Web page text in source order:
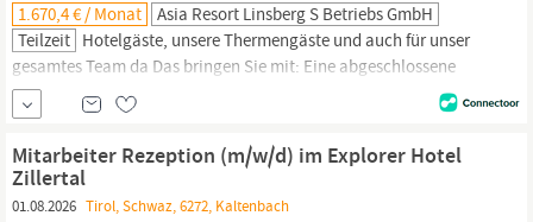
1.670,4 € / Monat
Asia Resort Linsberg S Betriebs GmbH
Teilzeit Hotelgäste, unsere Thermengäste und auch für unser
gesamtes Team da Das bringen Sie mit: Eine abgeschlossene
fachspezifische Berufsausbildung Kenntnisse im Wellness Bereich
(Kosmetik, Massage) sind von Vorteil Idealerweise erste
Rezeption
Engagement und Einfühlungsvermögen Freude am Umgang mit
Menschen...
Mitarbeiter Rezeption (m/w/d) im Explorer Hotel
Zillertal
01.08.2026 Tirol, Schwaz, 6272, Kaltenbach